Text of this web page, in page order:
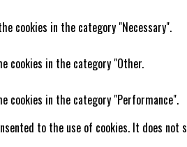
cookies in the category "Necessary".
cookies in the category "Other.
cookies in the category "Performance".
to the use of cookies. It does not